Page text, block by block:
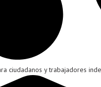
ciudadanos y trabajadores